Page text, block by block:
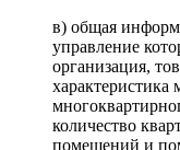
в) общая
управление
организация,
характеристика
количество
помещений и